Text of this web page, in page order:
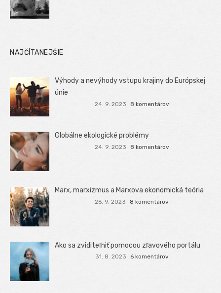
NAJČÍTANEJŠIE
Výhody a nevýhody vstupu krajiny do Európskej
únie
24. 9. 2023 8 komentárov
Globálne ekologické problémy
24. 9. 2023 8 komentárov
Marx, marxizmus a Marxova ekonomická teória
26. 9. 2023 8 komentárov
Ako sa zviditeľniť pomocou zľavového portálu
31. 8. 2023 6 komentárov